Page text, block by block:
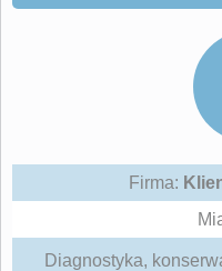
Firma:
Diagnostyka,